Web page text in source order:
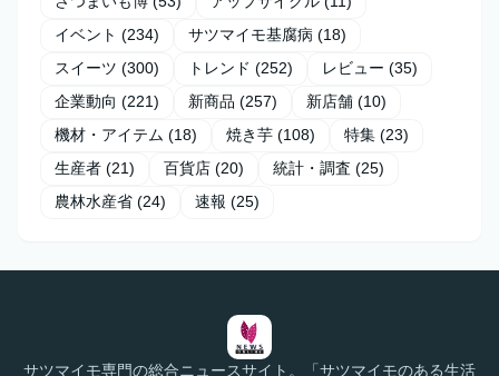
イベント (234) サツマイモ基腐病 (18)
スイーツ (300) トレンド (252) レビュー (35)
企業動向 (221) 新商品 (257) 新店舗 (10)
機材・アイテム (18) 焼き芋 (108) 特集 (23)
生産者 (21) 百貨店 (20) 統計・調査 (25)
農林水産省 (24) 速報 (25)
サツマイモ専門の総合ニュースサイト。「サツマイモのある生活